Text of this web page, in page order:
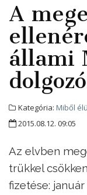
A
állami
Kategória: Miből
2015.08.12. 09:05
Az elvben
trükkel
fizetése: